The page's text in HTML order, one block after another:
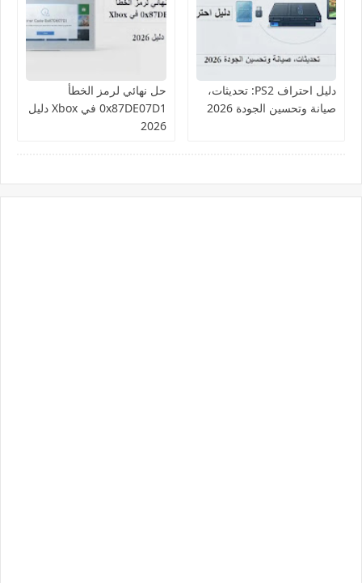
دليل احتراف PS2: تحديثات،
صيانة وتحسين الجودة 2026
حل نهائي لرمز الخطأ
0x87DE07D1 في Xbox دليل
2026